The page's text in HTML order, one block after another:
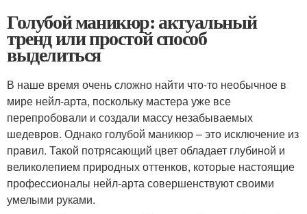
Голубой маникюр: актуальный
тренд или простой способ
выделиться
В наше время очень сложно найти что-то необычное в
мире нейл-арта, поскольку мастера уже все
перепробовали и создали массу незабываемых
шедевров. Однако голубой маникюр – это исключение из
правил. Такой потрясающий цвет обладает глубиной и
великолепием природных оттенков, которые настоящие
профессионалы нейл-арта совершенствуют своими
умелыми руками.